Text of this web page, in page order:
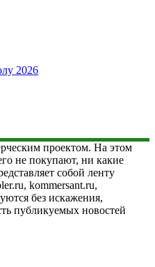
2026
проектом. На этом
не покупают, ни какие
собой ленту
kommersant.ru,
без искажения,
публикуемых новостей